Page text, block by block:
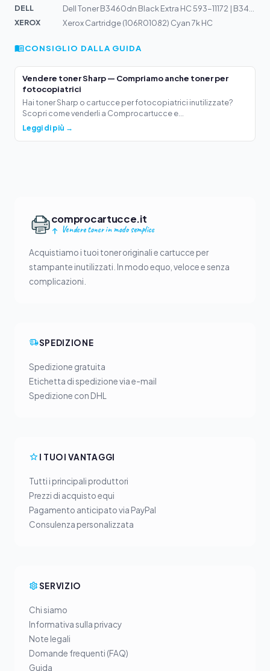
DELL
XEROX
Xerox Cartridge (106R01082) Cyan 7k HC
CONSIGLIO DALLA GUIDA
Vendere toner Sharp — Compriamo anche toner per
fotocopiatrici
Hai toner Sharp o cartucce per fotocopiatrici inutilizzate?
Scopri come venderli a Comprocartucce e...
Leggi di più →
comprocartucce.it
Vendere toner in modo semplice
Acquistiamo i tuoi toner originali e cartucce per
stampante inutilizzati. In modo equo, veloce e senza
complicazioni.
SPEDIZIONE
Spedizione gratuita
Etichetta di spedizione via e-mail
Spedizione con DHL
I TUOI VANTAGGI
Tutti i principali produttori
Prezzi di acquisto equi
Pagamento anticipato via PayPal
Consulenza personalizzata
SERVIZIO
Chi siamo
Informativa sulla privacy
Note legali
Domande frequenti (FAQ)
Guida